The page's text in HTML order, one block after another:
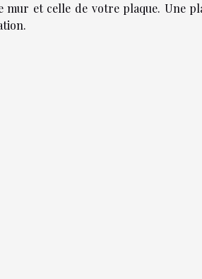
et celle de votre plaque. Une